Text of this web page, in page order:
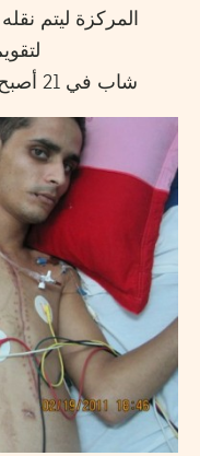
المركزة ليتم
شاب في 21 أصبح مقعدا يعيش على كرسي متحرك